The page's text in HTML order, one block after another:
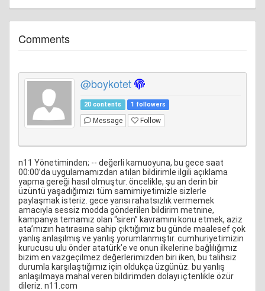
Comments
@boykotet
20 contents 1 followers
Message Follow
n11 Yönetiminden; -- değerli kamuoyuna, bu gece saat
00:00’da uygulamamızdan atılan bildirimle ilgili açıklama
yapma gereği hasıl olmuştur. öncelikle, şu an derin bir
üzüntü yaşadığımızı tüm samimiyetimizle sizlerle
paylaşmak isteriz. gece yarısı rahatsızlık vermemek
amacıyla sessiz modda gönderilen bildirim metnine,
kampanya temamız olan “siren” kavramını konu etmek, aziz
ata’mızın hatırasına sahip çıktığımız bu günde maalesef çok
yanlış anlaşılmış ve yanlış yorumlanmıştır. cumhuriyetimizin
kurucusu ulu önder atatürk’e ve onun ilkelerine bağlılığımız
bizim en vazgeçilmez değerlerimizden biri iken, bu talihsiz
durumla karşılaştığımız için oldukça üzgünüz. bu yanlış
anlaşılmaya mahal veren bildirimden dolayı içtenlikle özür
dileriz. n11.com